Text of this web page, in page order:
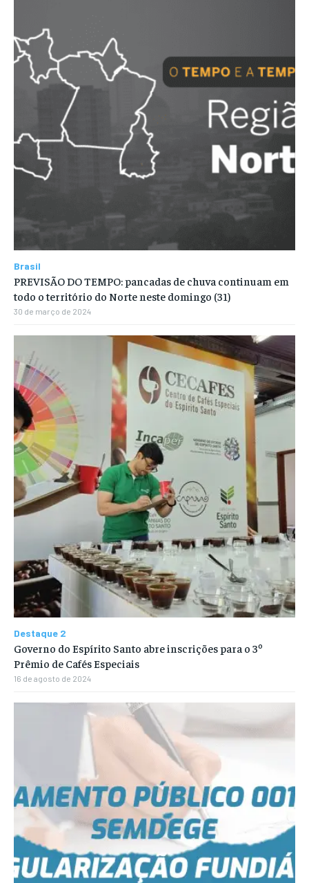
Brasil
PREVISÃO DO TEMPO: pancadas de chuva continuam em
todo o território do Norte neste domingo (31)
30 de março de 2024
Destaque 2
Governo do Espírito Santo abre inscrições para o 3º
Prêmio de Cafés Especiais
16 de agosto de 2024